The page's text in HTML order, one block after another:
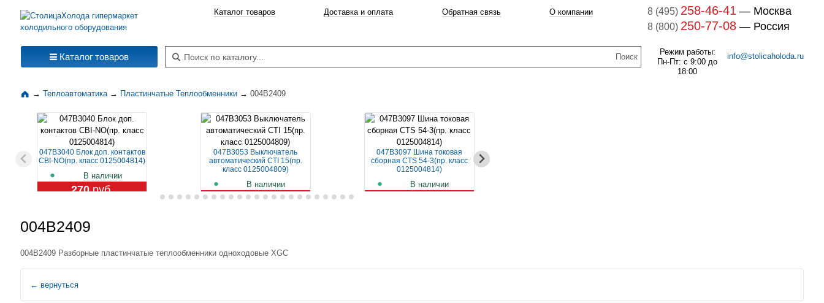
Каталог товаров Доставка и оплата Обратная связь О компании
Поиск по каталогу
8 (495) 258-46-41 — Москва
8 (800) 250-77-08 — Россия
Режим работы:
Пн-Пт: с 9:00 до
18:00
info@stolicaholoda.ru
Каталог товаров
→ Теплоавтоматика → Пластинчатые Теплообменники → 004B2409
047B3040 Блок доп. контактов
CBI-NO(пр. класс 0125004814)
В наличии
270руб.
047B3053 Выключатель
автоматический CTI 15(пр.
класс 0125004809)
В наличии
1 114 руб.
047B3097 Шина токовая
сборная CTS 54-3(пр. класс
0125004814)
В наличии
004B2409
004B2409 Разборные пластинчатые теплообменники одноходовые XGС
← вернуться